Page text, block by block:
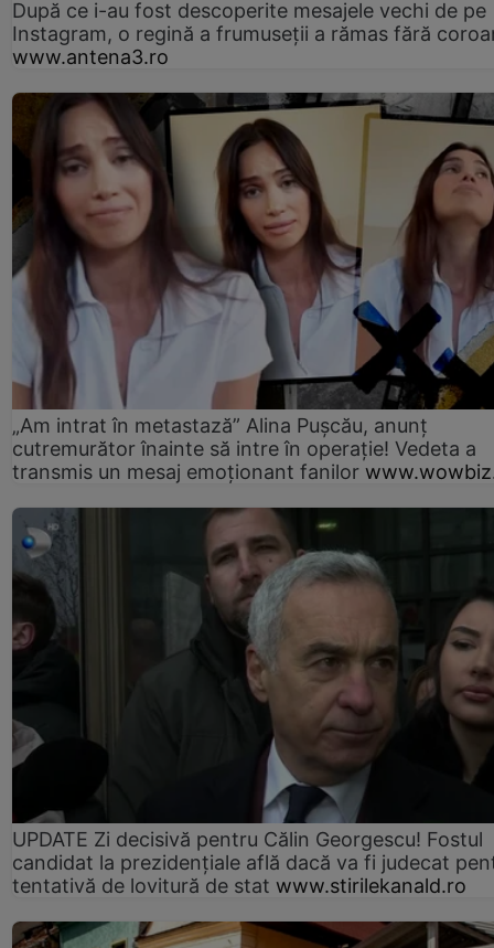
După ce i-au fost descoperite mesajele vechi de pe
Instagram, o regină a frumuseții a rămas fără
www.antena3.ro
„Am intrat în metastază” Alina Pușcău, anunț
cutremurător înainte să intre în operație! Vedeta a
transmis un mesaj emoționant fanilor
UPDATE Zi decisivă pentru Călin Georgescu! Fostul
candidat la prezidențiale află dacă va fi judecat
tentativă de lovitură de stat www.stirilekanald.ro